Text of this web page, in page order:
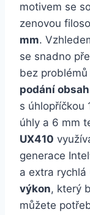
motivem se
zenovou
mm.
se snadno
bez
podání
s úhlopříčkou
úhly a 6 mm
UX410
generace
a extra
výkon, který
můžete